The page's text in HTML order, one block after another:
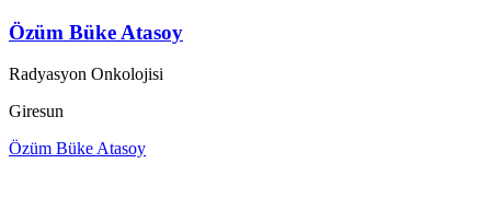
Özüm Büke Atasoy
Radyasyon Onkolojisi
Giresun
Özüm Büke Atasoy